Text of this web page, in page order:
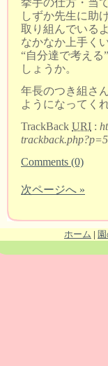
挙手の仕方・当
しずか先生に助
取り組んでいる
なかなか上手く
“自分達で考え
しょうか。
年長のつき組さ
ようになってく
TrackBack URI :
Comments (0)
次ページへ »
ホーム |